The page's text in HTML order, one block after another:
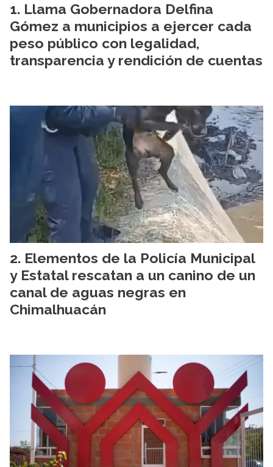
Llama Gobernadora Delfina
Gómez a municipios a ejercer cada
peso público con legalidad,
transparencia y rendición de cuentas
Elementos de la Policía Municipal
y Estatal rescatan a un canino de un
canal de aguas negras en
Chimalhuacán